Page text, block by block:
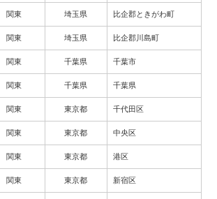
関東 埼玉県 比企郡ときがわ町
関東 埼玉県 比企郡川島町
関東 千葉県 千葉市
関東 千葉県 千葉県
関東 東京都 千代田区
関東 東京都 中央区
関東 東京都 港区
関東 東京都 新宿区